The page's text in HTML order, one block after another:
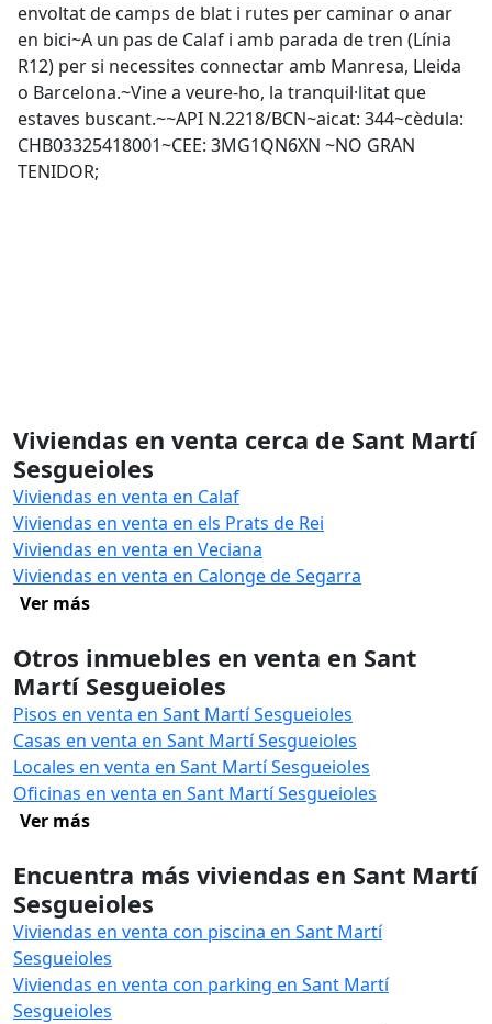
envoltat de camps de blat i rutes per caminar o anar
en bici~A un pas de Calaf i amb parada de tren (Línia
R12) per si necessites connectar amb Manresa, Lleida
o Barcelona.~Vine a veure-ho, la tranquil·litat que
estaves buscant.~~API N.2218/BCN~aicat: 344~cèdula:
CHB03325418001~CEE: 3MG1QN6XN ~NO GRAN
TENIDOR;
Viviendas en venta cerca de Sant Martí
Sesgueioles
Viviendas en venta en Calaf
Viviendas en venta en els Prats de Rei
Viviendas en venta en Veciana
Viviendas en venta en Calonge de Segarra
Ver más
Otros inmuebles en venta en Sant
Martí Sesgueioles
Pisos en venta en Sant Martí Sesgueioles
Casas en venta en Sant Martí Sesgueioles
Locales en venta en Sant Martí Sesgueioles
Oficinas en venta en Sant Martí Sesgueioles
Ver más
Encuentra más viviendas en Sant Martí
Sesgueioles
Viviendas en venta con piscina en Sant Martí
Sesgueioles
Viviendas en venta con parking en Sant Martí
Sesgueioles